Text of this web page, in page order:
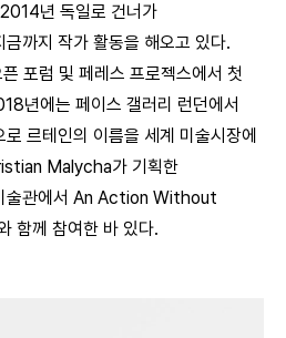
년 독일로 건너가
까지 작가 활동을 해오고 있다.
포럼 및 페레스 프로젝스에서 첫
년에는 페이스 갤러리 런던에서
르테인의 이름을 세계 미술시장에
Malycha가 기획한
술관에서 An Action Without
함께 참여한 바 있다.